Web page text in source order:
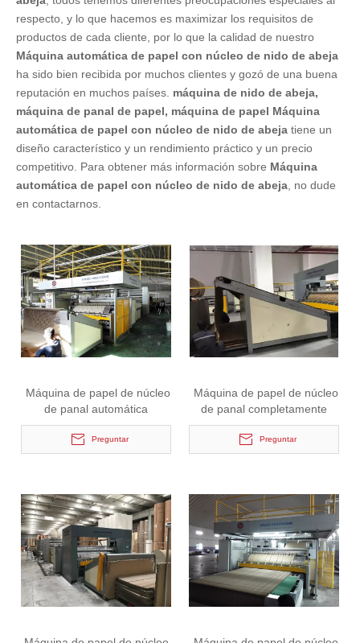
respecto, y lo que hacemos es maximizar los requisitos de
productos de cada cliente, por lo que la calidad de nuestro
Máquina automática de papel con núcleo de nido de abeja
ha sido bien recibida por muchos clientes y gozó de una buena
reputación en muchos países. máquina de nido de abeja,
máquina de panal de papel, máquina de papel Máquina
automática de papel con núcleo de nido de abeja tiene un
diseño característico y un rendimiento práctico y un precio
competitivo. Para obtener más información sobre Máquina
automática de papel con núcleo de nido de abeja , no dude
en contactarnos.
Máquina de papel de núcleo
de panal automática
completa de 6 mm con CE
Preguntar
Máquina de papel de núcleo
de panal completamente
automática estándar
Preguntar